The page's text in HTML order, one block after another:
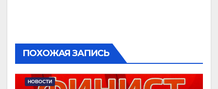
ПОХОЖАЯ ЗАПИСЬ
НОВОСТИ